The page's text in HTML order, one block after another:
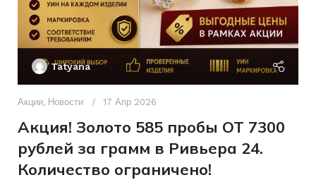
БРЕНД Без бренда
СОСТОЯНИЕ Б/У
ДЛЯ КОГО Женщинам
БРЕНД Без бренда
Tatyana
Акции, Новости 17 Апр 2026
Акция! Золото 585 пробы ОТ 7300
рублей за грамм в Ривьера 24.
Количество ограничено!